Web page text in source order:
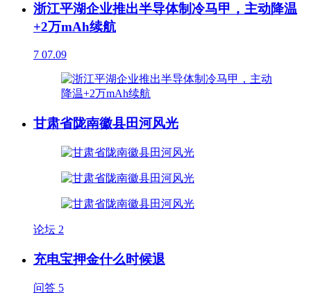
浙江平湖企业推出半导体制冷马甲，主动降温
+2万mAh续航
7 07.09
甘肃省陇南徽县田河风光
论坛 2
充电宝押金什么时候退
问答 5